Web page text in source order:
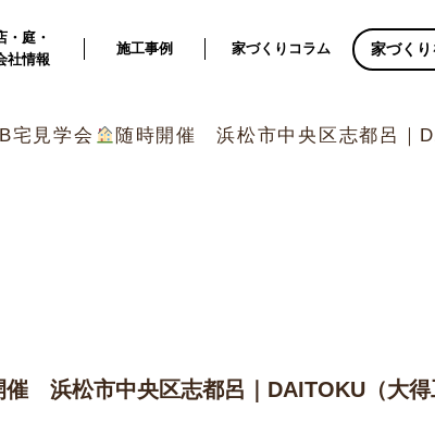
・庭・
社情報
施工事例 家づくりコラム 家づく
宅見学会 随時開催 浜松市中央区志都呂｜
催 浜松市中央区志都呂｜DAITOKU（大得